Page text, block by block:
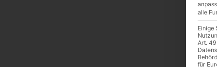
alle
Einige
Art. 49
für